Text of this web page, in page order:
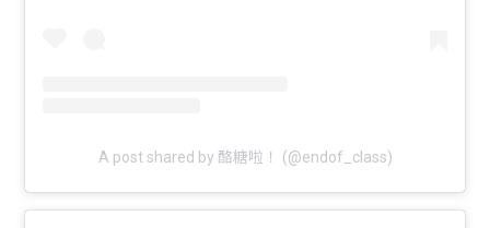
A post shared by 酪糖啦！ (@endof_class)